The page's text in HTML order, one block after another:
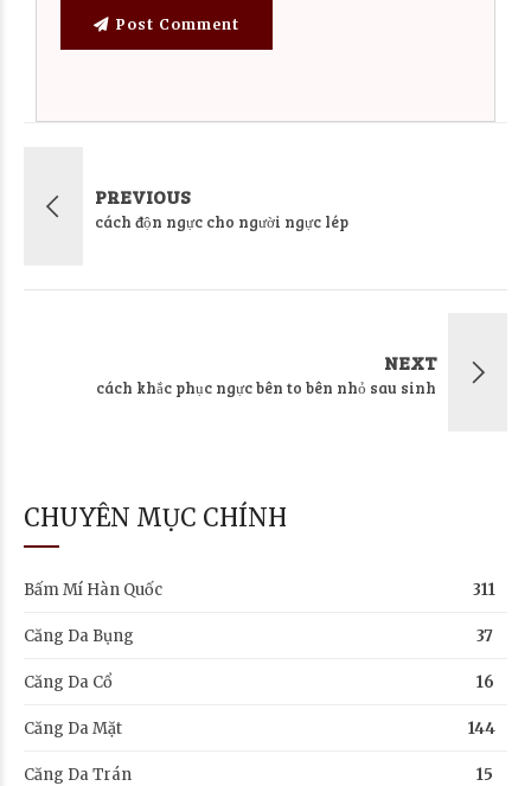
Post Comment
PREVIOUS
cách độn ngực cho người ngực lép
NEXT
cách khắc phục ngực bên to bên nhỏ sau sinh
CHUYÊN MỤC CHÍNH
Bấm Mí Hàn Quốc 311
Căng Da Bụng 37
Căng Da Cổ 16
Căng Da Mặt 144
Căng Da Trán 15